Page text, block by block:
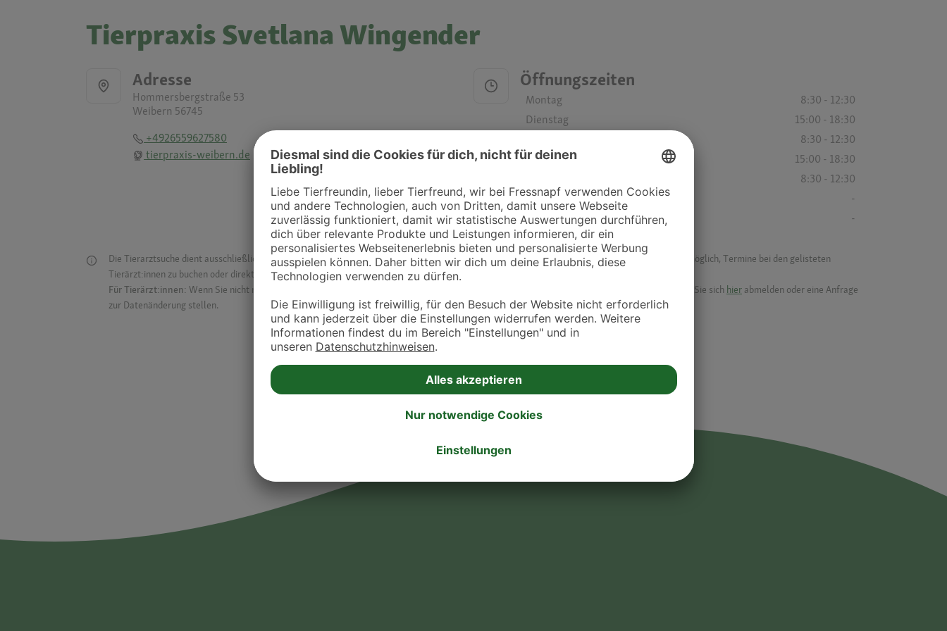
Tierpraxis Svetlana Wingender
Adresse
Hommersbergstraße 53
Weibern 56745
+4926559627580
tierpraxis-weibern.de
Öffnungszeiten
Montag
8:30 - 12:30
Dienstag
15:00 - 18:30
8:30 - 12:30
Donnerstag
15:00 - 18:30
8:30 - 12:30
Samstag
-
Sonntag
-
Die Tierarztsuche dient ausschließlich dazu, Tierarztpraxen und Kliniken in deiner Nähe übersichtlich anzuzeigen. Über Dr. Fressnapf ist es nicht möglich, Termine bei den gelisteten
Tierärzt:innen zu buchen oder direkt mit ihnen in Kontakt zu treten. Bitte wende dich hierfür direkt an die jeweilige Praxis oder Klinik.
Für Tierärzt:innen: Wenn Sie nicht mehr auf der Dr. Fressnapf Tierarztsuche als Praxis gelistet werden oder Ihre Daten ändern möchten, können Sie sich hier abmelden oder eine Anfrage
zur Datenänderung stellen.